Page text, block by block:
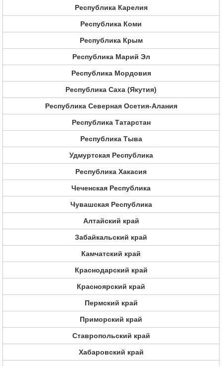
Республика Карелия
Республика Коми
Республика Крым
Республика Марий Эл
Республика Мордовия
Республика Саха (Якутия)
Республика Северная Осетия-Алания
Республика Татарстан
Республика Тыва
Удмуртская Республика
Республика Хакасия
Чеченская Республика
Чувашская Республика
Алтайский край
Забайкальский край
Камчатский край
Краснодарский край
Красноярский край
Пермский край
Приморский край
Ставропольский край
Хабаровский край